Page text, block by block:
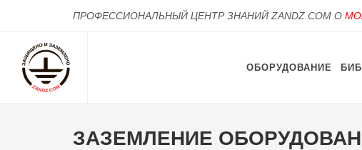
ПРОФЕССИОНАЛЬНЫЙ ЦЕНТР ЗНАНИЙ ZANDZ.COM О
ОБОРУДОВАНИЕ
ЗАЗЕМЛЕНИЕ